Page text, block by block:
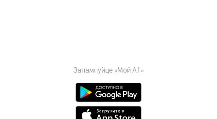
Запампуйце «Мой А1»